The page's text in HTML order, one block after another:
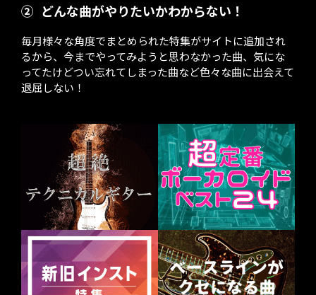
② どんな曲がやりたいかわからない！
毎月様々な角度でまとめられた特集がサイトに追加され
るから、今までやってみようと思わなかった曲、気にな
ってたけどつい忘れてしまった曲など色々な曲に出会えて
退屈しない！